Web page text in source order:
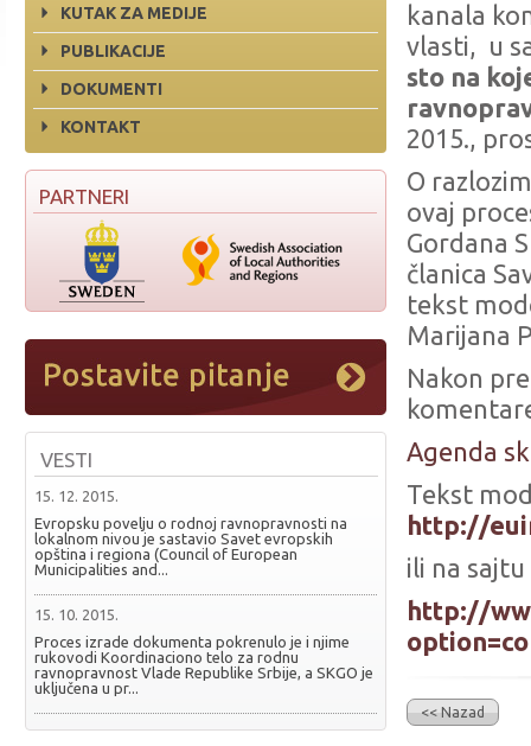
KUTAK ZA MEDIJE
PUBLIKACIJE
DOKUMENTI
KONTAKT
PARTNERI
VESTI
15. 12. 2015.
Evropsku povelju o rodnoj ravnopravnosti na
lokalnom nivou je sastavio Savet evropskih
opština i regiona (Council of European
Municipalities and...
15. 10. 2015.
Proces izrade dokumenta pokrenulo je i njime
rukovodi Koordinaciono telo za rodnu
ravnopravnost Vlade Republike Srbije, a SKGO je
uključena u pr...
kanala
vlasti, u
sto na
2015.,
O
ovaj
Gordana
članica
tekst
Marijana
Nakon
Agenda
Tekst
http://
ili na
http://
<< Nazad